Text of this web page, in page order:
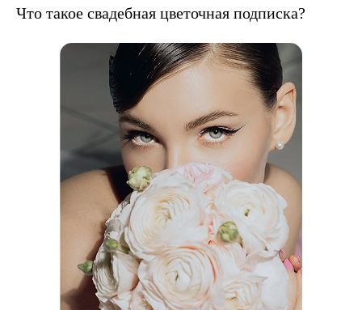
Что такое свадебная цветочная подписка?